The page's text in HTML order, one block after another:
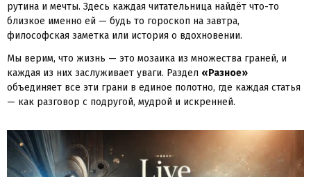
рутина и мечты. Здесь каждая читательница найдёт что-то
близкое именно ей — будь то гороскоп на завтра,
философская заметка или история о вдохновении.
Мы верим, что жизнь — это мозаика из множества граней, и
каждая из них заслуживает уваги. Раздел «Разное»
объединяет все эти грани в единое полотно, где каждая статья
— как разговор с подругой, мудрой и искренней.